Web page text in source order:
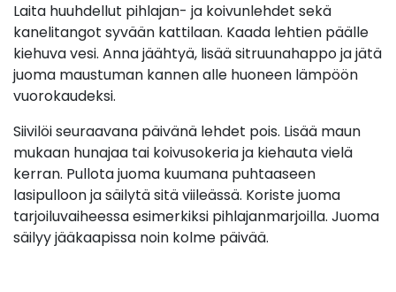
Laita huuhdellut pihlajan- ja koivunlehdet sekä
kanelitangot syvään kattilaan. Kaada lehtien päälle
kiehuva vesi. Anna jäähtyä, lisää sitruunahappo ja jätä
juoma maustuman kannen alle huoneen lämpöön
vuorokaudeksi.
Siivilöi seuraavana päivänä lehdet pois. Lisää maun
mukaan hunajaa tai koivusokeria ja kiehauta vielä
kerran. Pullota juoma kuumana puhtaaseen
lasipulloon ja säilytä sitä viileässä. Koriste juoma
tarjoiluvaiheessa esimerkiksi pihlajanmarjoilla. Juoma
säilyy jääkaapissa noin kolme päivää.